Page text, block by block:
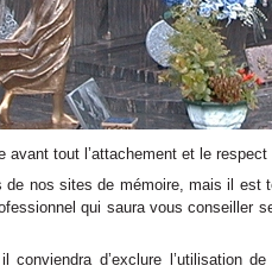
avant tout l’attachement et le
de nos sites de mémoire, mais il
qui saura vous conseiller
conviendra d’exclure l’utilisation